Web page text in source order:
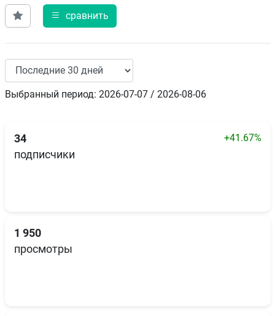
сравнить
Выбранный период: 2026-07-07 / 2026-08-06
34 +41.67%
подписчики
1 950
просмотры